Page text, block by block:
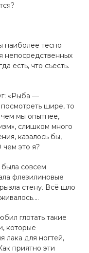
наиболее тесно
непосредственных
есть, что съесть.
«Рыба —
шире, то
мы опытнее,
слишком много
казалось бы,
это я?
совсем
флезилиновые
стену. Всё шло
глотать такие
которые
лака для ногтей,
приятно эти